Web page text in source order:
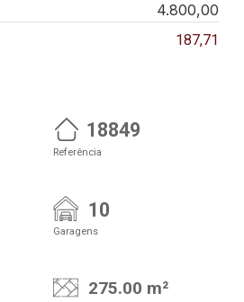
4.800,00
187,71
18849
Referência
10
Garagens
275.00 m²